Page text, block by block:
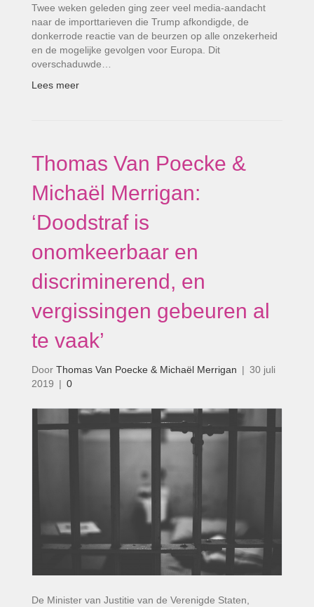
Twee weken geleden ging zeer veel media-aandacht
naar de importtarieven die Trump afkondigde, de
donkerrode reactie van de beurzen op alle onzekerheid
en de mogelijke gevolgen voor Europa. Dit
overschaduwde…
Lees meer
Thomas Van Poecke &
Michaël Merrigan:
‘Doodstraf is
onomkeerbaar en
discriminerend, en
vergissingen gebeuren al
te vaak’
Door Thomas Van Poecke & Michaël Merrigan | 30 juli
2019 | 0
De Minister van Justitie van de Verenigde Staten,